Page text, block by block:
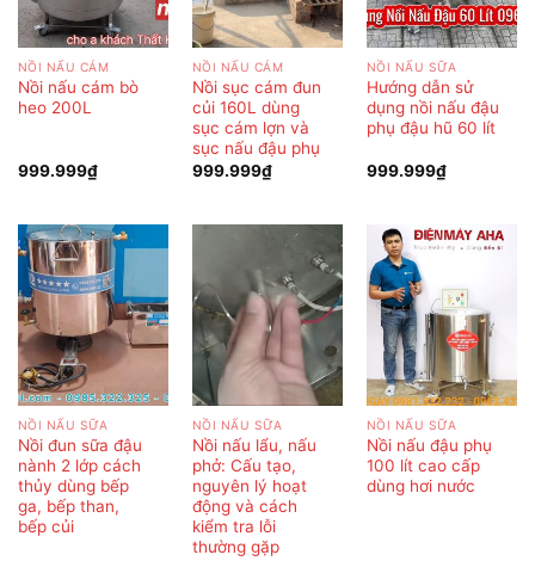
NỒI NẤU CÁM
Nồi nấu cám bò
heo 200L
999.999₫
NỒI NẤU CÁM
Nồi sục cám đun
củi 160L dùng
sục cám lợn và
sục nấu đậu phụ
999.999₫
NỒI NẤU SỮA
Hướng dẫn sử
dụng nồi nấu đậu
phụ đậu hũ 60 lít
999.999₫
NỒI NẤU SỮA
Nồi đun sữa đậu
nành 2 lớp cách
thủy dùng bếp
ga, bếp than,
bếp củi
NỒI NẤU SỮA
Nồi nấu lẩu, nấu
phở: Cấu tạo,
nguyên lý hoạt
động và cách
kiểm tra lỗi
thường gặp
NỒI NẤU SỮA
Nồi nấu đậu phụ
100 lít cao cấp
dùng hơi nước